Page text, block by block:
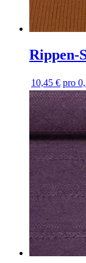
Rippen-
10,45 € pro